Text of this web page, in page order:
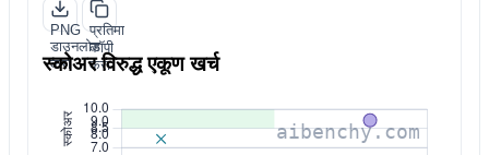
PNG
डाउनलोड
करा
प्रतिमा
कॉपी
करा
स्कोअर विरुद्ध एकूण खर्च